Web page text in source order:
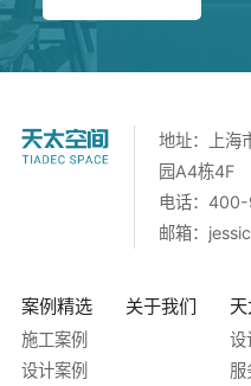
地址：上海
园A4栋4F
电话：
邮箱：
案例精选
施工案例
设计案例
关于我们
设
服